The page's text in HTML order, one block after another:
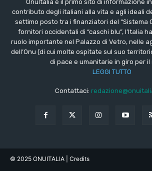
OnuItalia è il primo sito di informazione
contributo degli italiani alla vita e agli ideali
settimo posto tra i finanziatori del “Sistema
fornitori occidentali di “caschi blu”, l’Italia
ruolo importante nel Palazzo di Vetro, nelle
dell’Onu (di cui molte ospitate sul suo
di pace e umanitarie in giro per il
LEGGI TUTTO
Contattaci:
© 2025 ONUITALIA | Credits